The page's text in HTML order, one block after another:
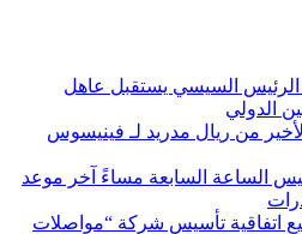
الرئيس السيسي يستقبل عاهل
الدولي
من ريال مدريد لـ فينيسوس
الساعة السابعة مساءً آخر موعد
اتفاقية تأسيس شركة “مواصلات